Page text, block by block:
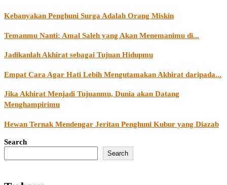
Kebanyakan Penghuni Surga Adalah Orang Miskin
Temanmu Nanti: Amal Saleh yang Akan Menemanimu di...
Jadikanlah Akhirat sebagai Tujuan Hidupmu
Empat Cara Agar Hati Lebih Mengutamakan Akhirat daripada...
Jika Akhirat Menjadi Tujuanmu, Dunia akan Datang
Menghampirimu
Hewan Ternak Mendengar Jeritan Penghuni Kubur yang Diazab
Search
Search